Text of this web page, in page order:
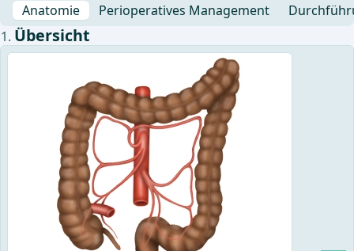
🇧🇷Brasilianisch
Anatomie Perioperatives Management
Übersicht